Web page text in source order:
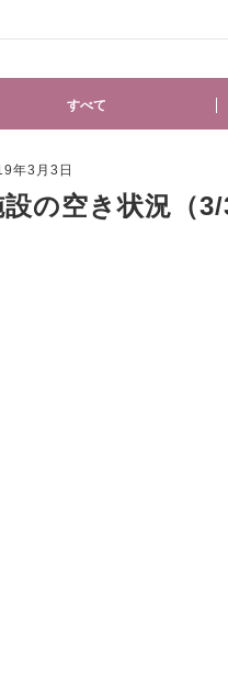
すべて
年3月3日
設の空き状況（